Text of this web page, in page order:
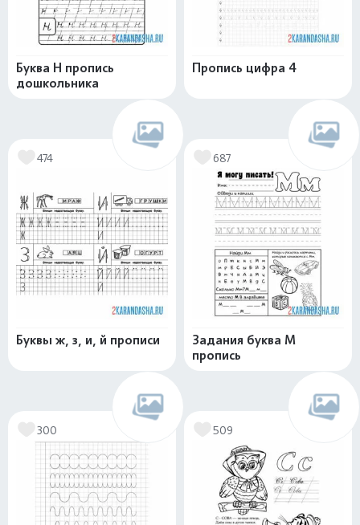
Буква Н пропись
дошкольника
Пропись цифра 4
474
Буквы ж, з, и, й прописи
687
Задания буква М
пропись
300 509